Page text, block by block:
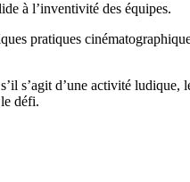
à l’inventivité des équipes.
pratiques
s’agit d’une activité
défi.